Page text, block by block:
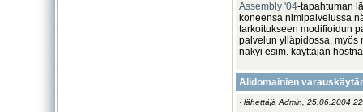
Assembly '04-tapahtuman
koneensa nimipalvelussa
tarkoitukseen modifioidun
palvelun ylläpidossa, myös
näkyi esim. käyttäjän
Alidomainien
· lähettäjä Admin, 25.06.2004